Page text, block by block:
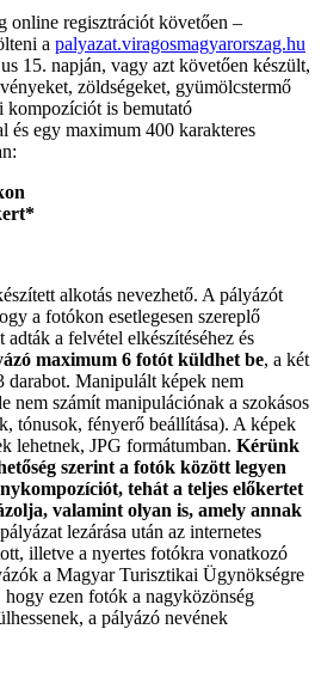
online regisztrációt követően –
a palyazat.viragosmagyarorszag.hu
15. napján, vagy azt követően készült,
zöldségeket, gyümölcstermő
kompozíciót is bemutató
egy maximum 400 karakteres
alkotás nevezhető. A pályázót
a fotókon esetlegesen szereplő
a felvétel elkészítéséhez és
maximum 6 fotót küldhet be, a két
darabot. Manipulált képek nem
nem számít manipulációnak a szokásos
tónusok, fényerő beállítása). A képek
lehetnek, JPG formátumban. Kérünk
szerint a fotók között legyen
tehát a teljes előkertet
valamint olyan is, amely annak
lezárása után az internetes
illetve a nyertes fotókra vonatkozó
a Magyar Turisztikai Ügynökségre
hogy ezen fotók a nagyközönség
a pályázó nevének